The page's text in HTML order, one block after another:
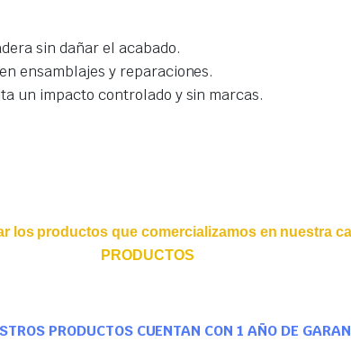
sin dañar el acabado.
ensamblajes y reparaciones.
un impacto controlado y sin marcas.
los productos que comercializamos en nuestra
PRODUCTOS
PRODUCTOS CUENTAN CON 1 AÑO DE